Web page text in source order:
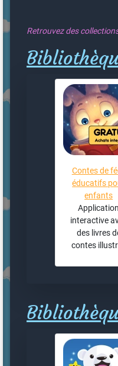
Retrouvez des
Contes de
éducatifs
enfants
Application
interactive
des livres
contes